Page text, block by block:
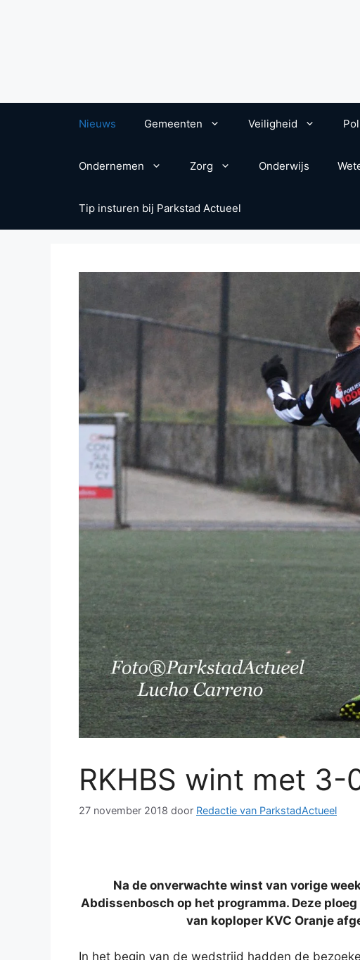
Nieuws Gemeenten Veiligheid
Ondernemen Zorg Onderwijs
Tip insturen bij Parkstad Actueel
RKHBS wint met
27 november 2018 door Redactie van ParkstadActueel
Na de onverwachte winst van vorige
Abdissenbosch op het programma. Deze
van koploper KVC Oranje
In het begin van de wedstrijd hadden de